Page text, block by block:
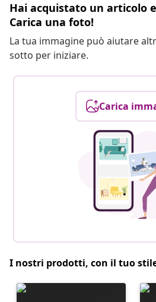
Hai acquistato un articolo
Carica una foto!
La tua immagine può aiutare
sotto per iniziare.
Carica
I nostri prodotti, con il tuo